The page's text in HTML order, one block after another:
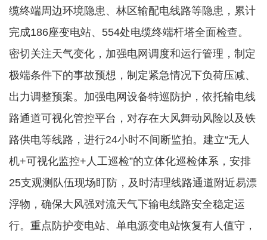
缆终端周边环境隐患、林区输配电线路等隐患，累计
完成186座变电站、554处电缆终端杆塔全面检查。
密切关注天气变化，加强电网调度和运行管理，制定
极端条件下的事故预想，制定紧急情况下负荷压减、
出力调整预案。加强电网设备特巡防护，依托输电线
路通道可视化管控平台，对存在大风舞动风险以及铁
路供电等线路，进行24小时不间断监拍。建立“无人
机+可视化监控+人工巡检”的立体化巡检体系，安排
25支观测队伍现场盯防，及时清理线路通道附近易漂
浮物，确保大风强对流天气下输电线路安全稳定运
行。重点防护变电站、单电源变电站恢复有人值守，